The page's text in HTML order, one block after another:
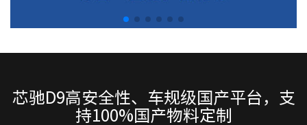
芯驰D9高安全性、车规级国产平台，支
持100%国产物料定制